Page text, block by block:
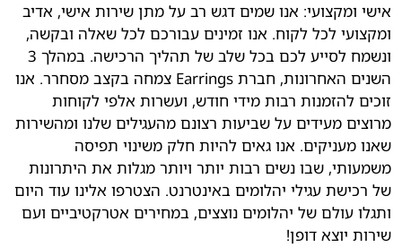
אישי ומקצועי: אנו שמים דגש רב על מתן שירות אישי, אדיב
ומקצועי לכל לקוח. אנו זמינים עבורכם לכל שאלה ובקשה,
ונשמח לסייע לכם בכל שלב של תהליך הרכישה. במהלך 3
השנים האחרונות, חברת Earrings צמחה בקצב מסחרר. אנו
זוכים להזמנות רבות מידי חודש, ועשרות אלפי לקוחות
מרוצים מעידים על שביעות רצונם מהעגילים שלנו ומהשירות
שאנו מעניקים. אנו גאים להיות חלק משינוי תפיסה
משמעותי, שבו נשים רבות יותר ויותר מגלות את היתרונות
של רכישת עגילי יהלומים באינטרנט. הצטרפו אלינו עוד היום
ותגלו עולם של יהלומים נוצצים, במחירים אטרקטיביים ועם
שירות יוצא דופן!